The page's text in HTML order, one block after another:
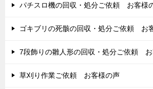
パチスロ機の回収・処分ご依頼 お客様
ゴキブリの死骸の回収・処分ご依頼 お
7段飾りの雛人形の回収・処分ご依頼
草刈り作業ご依頼 お客様の声